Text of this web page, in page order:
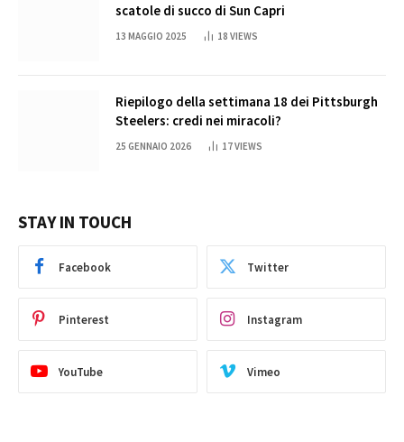
scatole di succo di Sun Capri
13 MAGGIO 2025 18 VIEWS
Riepilogo della settimana 18 dei Pittsburgh
Steelers: credi nei miracoli?
25 GENNAIO 2026 17VIEWS
STAY IN TOUCH
Facebook Twitter
Pinterest Instagram
YouTube Vimeo